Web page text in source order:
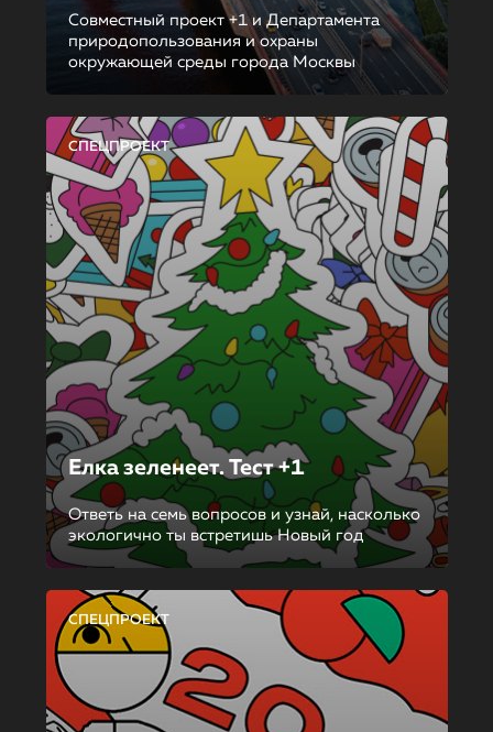
Совместный проект +1 и Департамента
природопользования и охраны
окружающей среды города Москвы
СПЕЦПРОЕКТ
Елка зеленеет. Тест +1
Ответь на семь вопросов и узнай, насколько
экологично ты встретишь Новый год
СПЕЦПРОЕКТ